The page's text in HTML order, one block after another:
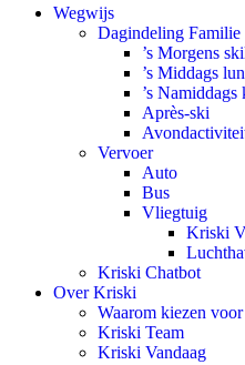
Wegwijs
Dagindeling Familie
’s Morgens
’s Middags
’s
Après-ski
Vervoer
Auto
Bus
Vliegtuig
Kriski
Kriski Chatbot
Over Kriski
Waarom kiezen
Kriski Team
Kriski Vandaag